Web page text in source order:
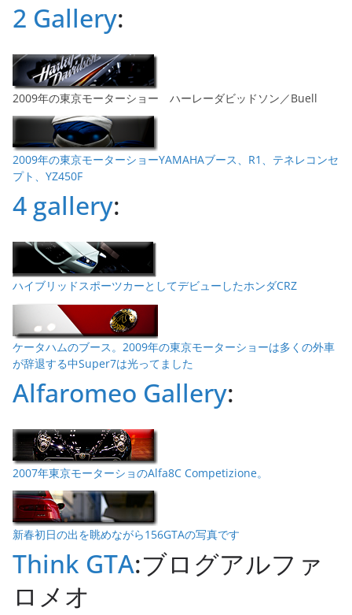
2 Gallery:
2009年の東京モーターショー ハーレーダビッドソン／Buell
2009年の東京モーターショーYAMAHAブース、R1、テネレコンセ
プト、YZ450F
4 gallery:
ハイブリッドスポーツカーとしてデビューしたホンダCRZ
ケータハムのブース。2009年の東京モーターショーは多くの外車
が辞退する中Super7は光ってました
Alfaromeo Gallery:
2007年東京モーターショのAlfa8C Competizione。
新春初日の出を眺めながら156GTAの写真です
Think GTA:ブログアルファ
ロメオ